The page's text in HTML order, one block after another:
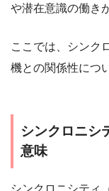
や潜在意識の働き
ここでは、シンク
機との関係性につ
シンクロニシ
意味
シンクロニシティ